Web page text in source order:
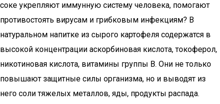
соке укрепляют иммунную систему человека, помогают
противостоять вирусам и грибковым инфекциям? В
натуральном напитке из сырого картофеля содержатся в
высокой концентрации аскорбиновая кислота, токоферол,
никотиновая кислота, витамины группы B. Они не только
повышают защитные силы организма, но и выводят из
него соли тяжелых металлов, яды, продукты распада.